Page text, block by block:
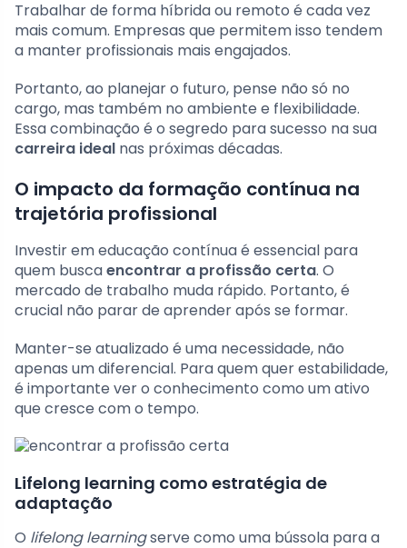
Trabalhar de forma híbrida ou remoto é cada vez
mais comum. Empresas que permitem isso tendem
a manter profissionais mais engajados.
Portanto, ao planejar o futuro, pense não só no
cargo, mas também no ambiente e flexibilidade.
Essa combinação é o segredo para sucesso na sua
carreira ideal nas próximas décadas.
O impacto da formação contínua na
trajetória profissional
Investir em educação contínua é essencial para
quem buscaencontrar a profissão certa. O
mercado de trabalho muda rápido. Portanto, é
crucial não parar de aprender após se formar.
Manter-se atualizado é uma necessidade, não
apenas um diferencial. Para quem quer estabilidade,
é importante ver o conhecimento como um ativo
que cresce com o tempo.
Lifelong learning como estratégia de
adaptação
O lifelong learningserve como uma bússola para a